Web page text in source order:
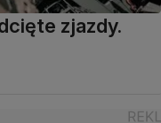
zjazdy.